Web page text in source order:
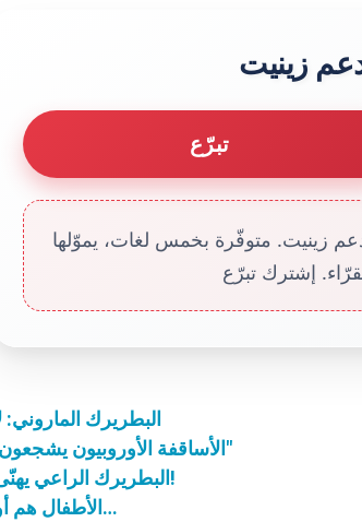
زينيت
تبرّع
زينيت. متوفّرة بخمس لغات، يموّلها
إشترك تبرّع
البطريرك الماروني:
الأساقفة الأوروبيون يشجعون "إسلاماً دينياً أكثر منه سياسياً"
البطريرك الراعي يهنّىء اللبنانيين بالحكومة الجديدة!
الأطفال هم أول ضحايا الحرب في كل مرة…